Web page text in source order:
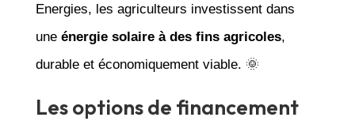
Energies, les agriculteurs investissent dans
une énergie solaire à des fins agricoles,
durable et économiquement viable. 🌞
Les options de financement